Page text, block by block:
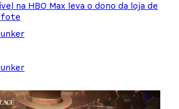
na HBO Max leva o dono da loja de